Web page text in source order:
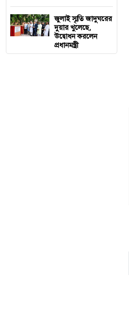
জুলাই স্মৃতি জাদুঘরের
দুয়ার খুলেছে,
উদ্বোধন করলেন
প্রধানমন্ত্রী